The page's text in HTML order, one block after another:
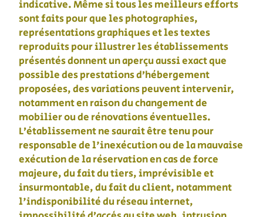
indicative. Même si tous les meilleurs efforts
sont faits pour que les photographies,
représentations graphiques et les textes
reproduits pour illustrer les établissements
présentés donnent un aperçu aussi exact que
possible des prestations d’hébergement
proposées, des variations peuvent intervenir,
notamment en raison du changement de
mobilier ou de rénovations éventuelles.
L’établissement ne saurait être tenu pour
responsable de l'inexécution ou de la mauvaise
exécution de la réservation en cas de force
majeure, du fait du tiers, imprévisible et
insurmontable, du fait du client, notamment
l'indisponibilité du réseau internet,